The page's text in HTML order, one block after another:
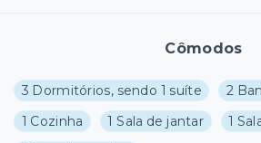
Cômodos
3 Dormitórios, sendo 1 suíte 2
1 Cozinha
1 Sala de jantar
1